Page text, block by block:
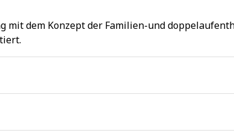
dem Konzept der Familien-und